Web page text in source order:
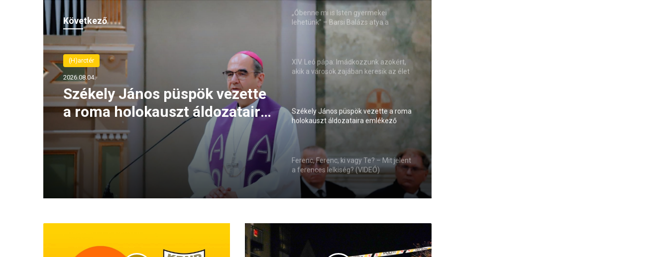
Következő
(H)arctér
2026.08.04.
Székely János püspök vezette
a roma holokauszt áldozataira
emlékező imaórát
„Őbenne mi is Isten gyermekei
lehetünk” – Barsi Balázs atya a
Miatyánkról
XIV. Leó pápa: Imádkozzunk azokért,
akik a városok zajában keresik az élet
Székely János püspök vezette a roma
holokauszt áldozataira emlékező
imaórát
Ferenc, Ferenc, ki vagy Te? – Mit jelent
a ferences lelkiség? (VIDEÓ)
e
r